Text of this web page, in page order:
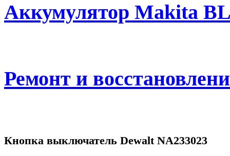
Аккумулятор Makita
Ремонт и
Кнопка выключатель Dewalt NA233023